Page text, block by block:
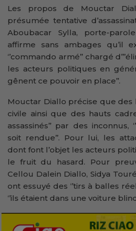
Les propos de Mouctar
présumée tentative
Aboubacar Sylla, porte-
affirme sans ambages qu’il
‘’commando armé’’ chargé
les acteurs politiques en
gênent ce pouvoir en place’’.
Mouctar Diallo précise que des
civile ainsi que des hauts
assassinés’’ par des inconnus,
soit rendue’’. Pour lui, les
dont font l’objet les acteurs
le fruit du hasard. Pour
Cellou Dalein Diallo, Sidya
ont essuyé des ‘’tirs à balles
‘’ils étaient dans une voiture